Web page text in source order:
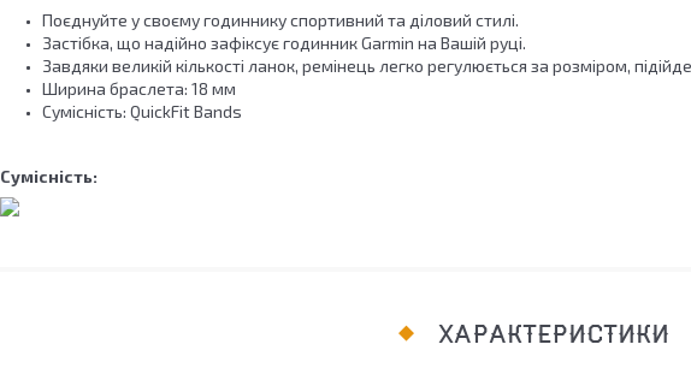
Поєднуйте у своєму годиннику спортивний та діловий стилі.
Застібка, що надійно зафіксує годинник Garmin на Вашій руці.
Завдяки великій кількості ланок, ремінець легко регулюється за розміром,
Ширина браслета: 18 мм
Сумісність: QuickFit Bands
Сумісність:
ХАРАКТЕРИСТИКИ